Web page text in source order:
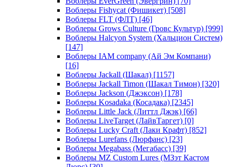
Воблеры Fishycat (Фишикет) [508]
Воблеры FLT (ФЛТ) [46]
Воблеры Grows Culture (Гровс Культур) [999]
Воблеры Halcyon System (Хальцион Систем)
[147]
Воблеры IAM company (Ай Эм Компани)
[16]
Воблеры Jackall (Шакал) [1157]
Воблеры Jackall Timon (Шакал Тимон) [320]
Воблеры Jackson (Джэксон) [178]
Воблеры Kosadaka (Косадака) [2345]
Воблеры Little Jack (Литтл Джэк) [66]
Воблеры LiveTarget (ЛайвТаргет) [0]
Воблеры Lucky Craft (Лаки Крафт) [852]
Воблеры Lurefans (Люрфанс) [23]
Воблеры Megabass (Мегабасс) [39]
Воблеры MZ Custom Lures (МЗэт Кастом